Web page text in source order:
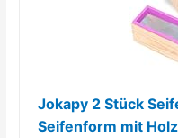
Jokapy 2 Stück
Seifenform mit